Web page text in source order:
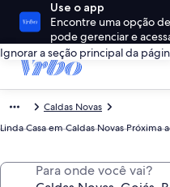
Use o app
Encontre uma opção
pode gerenciar e
Ignorar a seção principal da
Caldas Novas
Linda Casa em Caldas Novas Próxima
Para onde você vai?